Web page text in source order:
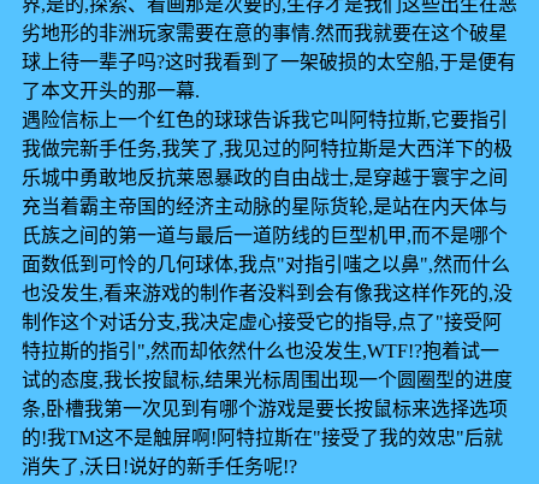
界,是的,探索、看画那是次要的,生存才是我们这些出生在恶
劣地形的非洲玩家需要在意的事情.然而我就要在这个破星
球上待一辈子吗?这时我看到了一架破损的太空船,于是便有
了本文开头的那一幕.
遇险信标上一个红色的球球告诉我它叫阿特拉斯,它要指引
我做完新手任务,我笑了,我见过的阿特拉斯是大西洋下的极
乐城中勇敢地反抗莱恩暴政的自由战士,是穿越于寰宇之间
充当着霸主帝国的经济主动脉的星际货轮,是站在内天体与
氏族之间的第一道与最后一道防线的巨型机甲,而不是哪个
面数低到可怜的几何球体,我点"对指引嗤之以鼻",然而什么
也没发生,看来游戏的制作者没料到会有像我这样作死的,没
制作这个对话分支,我决定虚心接受它的指导,点了"接受阿
特拉斯的指引",然而却依然什么也没发生,WTF!?抱着试一
试的态度,我长按鼠标,结果光标周围出现一个圆圈型的进度
条,卧槽我第一次见到有哪个游戏是要长按鼠标来选择选项
的!我TM这不是触屏啊!阿特拉斯在"接受了我的效忠"后就
消失了,沃日!说好的新手任务呢!?